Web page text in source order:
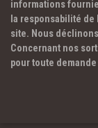
informations
la responsabilité
site. Nous
Concernant nos
pour toute